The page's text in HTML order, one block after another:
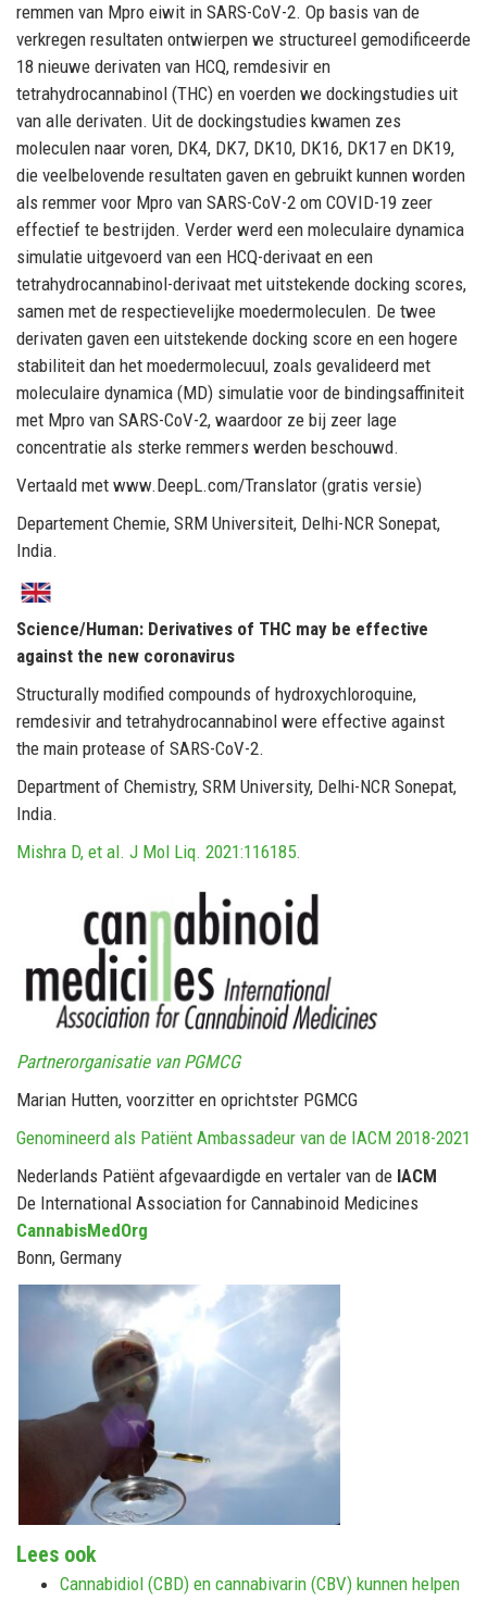
remmen van Mpro eiwit in SARS-CoV-2. Op basis van de
verkregen resultaten ontwierpen we structureel gemodificeerde
18 nieuwe derivaten van HCQ, remdesivir en
tetrahydrocannabinol (THC) en voerden we dockingstudies uit
van alle derivaten. Uit de dockingstudies kwamen zes
moleculen naar voren, DK4, DK7, DK10, DK16, DK17 en DK19,
die veelbelovende resultaten gaven en gebruikt kunnen worden
als remmer voor Mpro van SARS-CoV-2 om COVID-19 zeer
effectief te bestrijden. Verder werd een moleculaire dynamica
simulatie uitgevoerd van een HCQ-derivaat en een
tetrahydrocannabinol-derivaat met uitstekende docking scores,
samen met de respectievelijke moedermoleculen. De twee
derivaten gaven een uitstekende docking score en een hogere
stabiliteit dan het moedermolecuul, zoals gevalideerd met
moleculaire dynamica (MD) simulatie voor de bindingsaffiniteit
met Mpro van SARS-CoV-2, waardoor ze bij zeer lage
concentratie als sterke remmers werden beschouwd.
Vertaald met www.DeepL.com/Translator (gratis versie)
Departement Chemie, SRM Universiteit, Delhi-NCR Sonepat,
India.
Science/Human: Derivatives of THC may be effective
against the new coronavirus
Structurally modified compounds of hydroxychloroquine,
remdesivir and tetrahydrocannabinol were effective against
the main protease of SARS-CoV-2.
Department of Chemistry, SRM University, Delhi-NCR Sonepat,
India.
Mishra D, et al. J Mol Liq. 2021:116185.
Partnerorganisatie van PGMCG
Marian Hutten, voorzitter en oprichtster PGMCG
Genomineerd als Patiënt Ambassadeur van de IACM 2018-2021
Nederlands Patiënt afgevaardigde en vertaler van de IACM
De International Association for Cannabinoid Medicines
CannabisMedOrg
Bonn, Germany
Lees ook
Cannabidiol (CBD) en cannabivarin (CBV) kunnen helpen